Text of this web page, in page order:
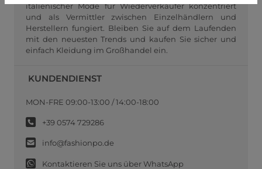
italienischer Mode für Wiederverkäufer konzentriert
und als Vermittler zwischen Einzelhändlern und
Herstellern fungiert. Bleiben Sie auf dem Laufenden
mit den neuesten Trends und kaufen Sie sicher und
einfach Kleidung im Großhandel ein.
KUNDENDIENST
MON-FRE 09:00-13:00 / 14:00-18:00
+39 0574 729286
info@fashionpo.de
Kontaktieren Sie uns über WhatsApp